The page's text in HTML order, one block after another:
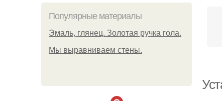
Популярные материалы
Эмаль, глянец. Золотая ручка гола.
Мы выравниваем стены.